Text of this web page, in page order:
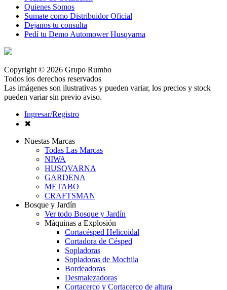
Quienes Somos
Sumate como Distribuidor Oficial
Dejanos tu consulta
Pedí tu Demo Automower Husqvarna
Copyright © 2026 Grupo Rumbo
Todos los derechos reservados
Las imágenes son ilustrativas y pueden variar, los precios y stock
pueden variar sin previo aviso.
Ingresar/Registro
✖
Nuestas Marcas
Todas Las Marcas
NIWA
HUSQVARNA
GARDENA
METABO
CRAFTSMAN
Bosque y Jardín
Ver todo Bosque y Jardín
Máquinas a Explosión
Cortacésped Helicoidal
Cortadora de Césped
Sopladoras
Sopladoras de Mochila
Bordeadoras
Desmalezadoras
Cortacerco y Cortacerco de altura